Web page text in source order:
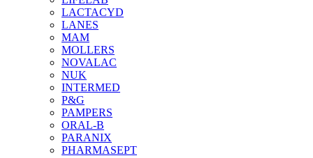
LACTACYD
LANES
MAM
MOLLERS
NOVALAC
NUK
INTERMED
P&G
PAMPERS
ORAL-B
PARANIX
PHARMASEPT